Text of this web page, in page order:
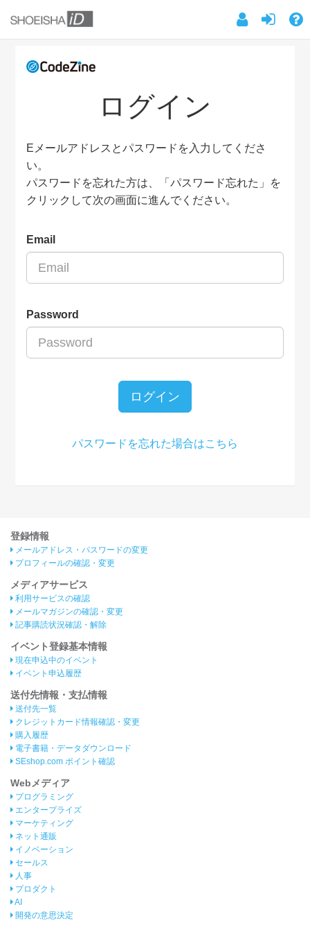
ログイン
Eメールアドレスとパスワードを入力してくださ
い。
パスワードを忘れた方は、「パスワード忘れた」を
クリックして次の画面に進んでください。
Email
Password
ログイン
パスワードを忘れた場合はこちら
登録情報
メールアドレス・パスワードの変更
プロフィールの確認・変更
メディアサービス
利用サービスの確認
メールマガジンの確認・変更
記事購読状況確認・解除
イベント登録基本情報
現在申込中のイベント
イベント申込履歴
送付先情報・支払情報
送付先一覧
クレジットカード情報確認・変更
購入履歴
電子書籍・データダウンロード
SEshop.com ポイント確認
Webメディア
プログラミング
エンタープライズ
マーケティング
ネット通販
イノベーション
セールス
人事
プロダクト
AI
開発の意思決定